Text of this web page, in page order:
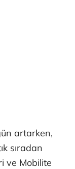
artarken,
sıradan
ve Mobilite